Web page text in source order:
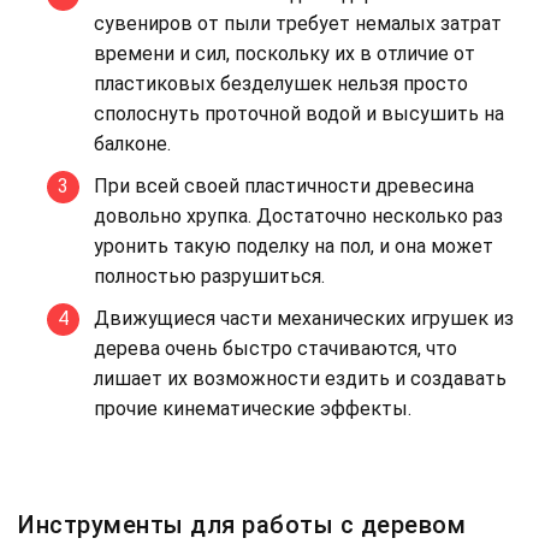
сувениров от пыли требует немалых затрат
времени и сил, поскольку их в отличие от
пластиковых безделушек нельзя просто
сполоснуть проточной водой и высушить на
балконе.
При всей своей пластичности древесина
довольно хрупка. Достаточно несколько раз
уронить такую поделку на пол, и она может
полностью разрушиться.
Движущиеся части механических игрушек из
дерева очень быстро стачиваются, что
лишает их возможности ездить и создавать
прочие кинематические эффекты.
Инструменты для работы с деревом